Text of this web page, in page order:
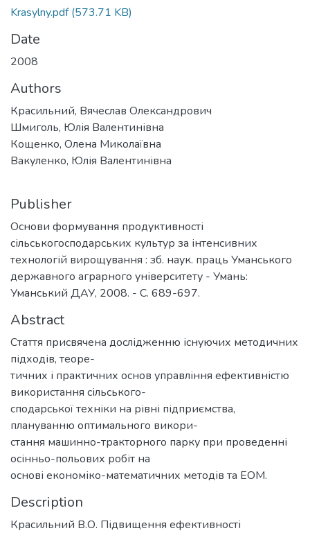
Krasylny.pdf(573.71 KB)
Date
2008
Authors
Красильний, Вячеслав Олександрович
Шмиголь, Юлія Валентинівна
Кощенко, Олена Миколаївна
Вакуленко, Юлія Валентинівна
Publisher
Основи формування продуктивності
сільськогосподарських культур за інтенсивних
технологій вирощування : зб. наук. праць Уманського
державного аграрного університету - Умань:
Уманський ДАУ, 2008. - С. 689-697.
Abstract
Стаття присвячена дослідженню існуючих методичних
підходів, теоре-
тичних і практичних основ управління ефективністю
використання сільського-
сподарської техніки на рівні підприємства,
плануванню оптимального викори-
стання машинно-тракторного парку при проведенні
осінньо-польових робіт на
основі економіко-математичних методів та ЕОМ.
Description
Красильний В.О. Підвищення ефективності